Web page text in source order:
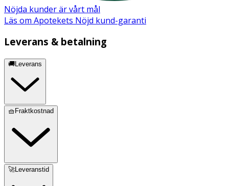
Les Enfants Baby Tallrik Silikon Blå (klicka här)
Les Enfants Baby Tallrik Silikon Sand (klicka här).
Nöjda kunder är vårt mål
Läs om Apotekets Nöjd kund-garanti
Leverans & betalning
🚚Leverans
🧺Fraktkostnad
🚀Leveranstid